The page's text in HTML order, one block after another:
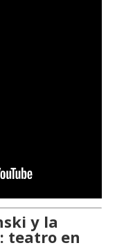
y la
teatro en